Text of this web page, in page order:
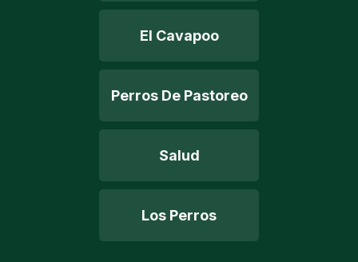
El Cavapoo
Perros De Pastoreo
Salud
Los Perros